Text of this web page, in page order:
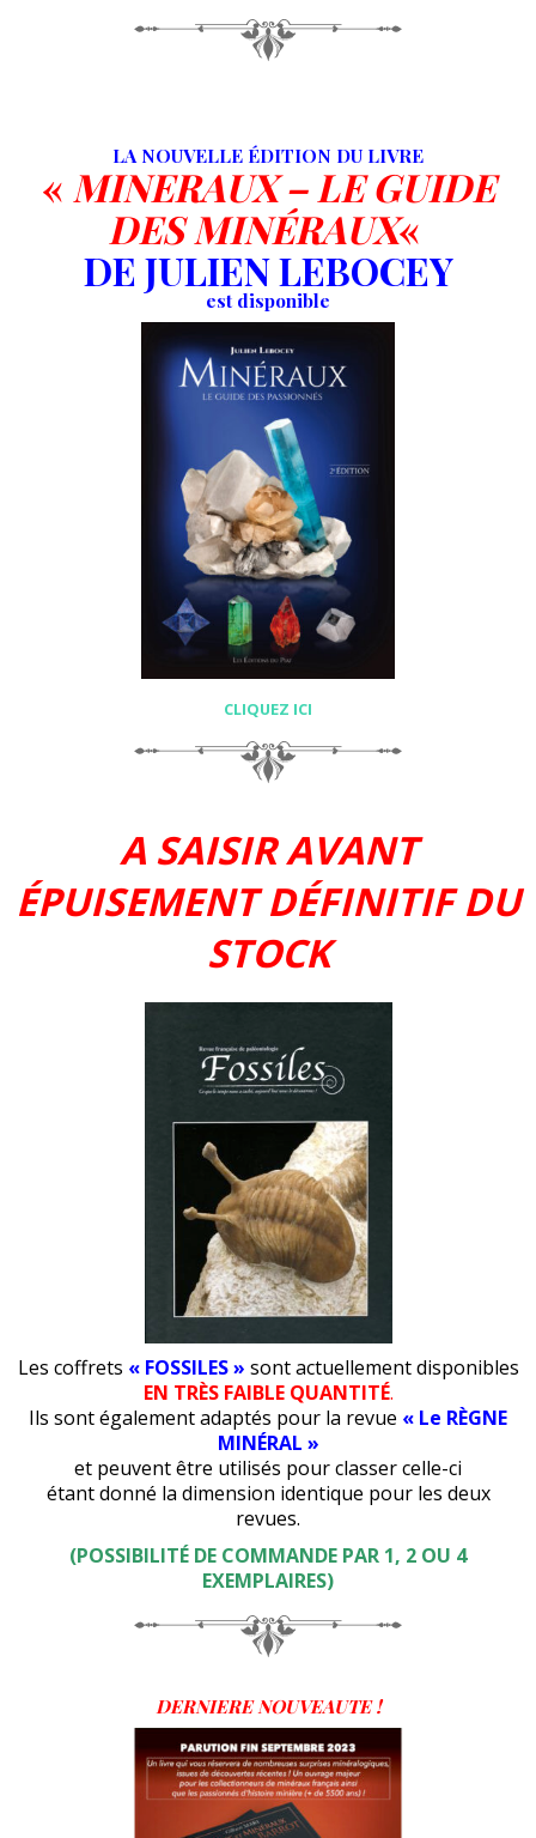
LA NOUVELLE ÉDITION DU LIVRE
« MINERAUX – LE GUIDE
DES MINÉRAUX«
DE JULIEN LEBOCEY
est disponible
CLIQUEZ ICI
A SAISIR AVANT
ÉPUISEMENT DÉFINITIF DU
STOCK
Les coffrets « FOSSILES » sont actuellement disponibles
EN TRÈS FAIBLE QUANTITÉ.
Ils sont également adaptés pour la revue « Le RÈGNE
MINÉRAL »
et peuvent être utilisés pour classer celle-ci
étant donné la dimension identique pour les deux
revues.
(POSSIBILITÉ DE COMMANDE PAR 1, 2 OU 4
EXEMPLAIRES)
DERNIERE NOUVEAUTE !